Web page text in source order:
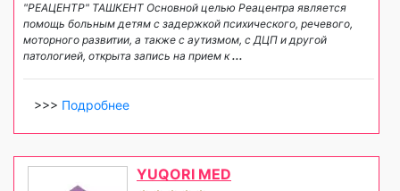
"РЕАЦЕНТР" ТАШКЕНТ Основной целью Реацентра является
помощь больным детям с задержкой психического, речевого,
моторного развитии, а также с аутизмом, с ДЦП и другой
патологией, открыта запись на прием к...
>>> Подробнее
YUQORI MED